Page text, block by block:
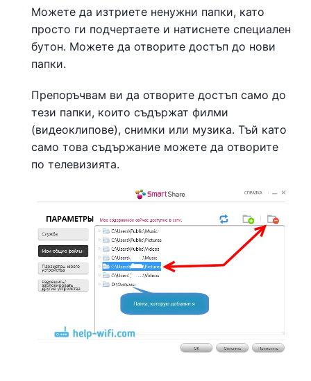
Можете да изтриете ненужни папки, като
просто ги подчертаете и натиснете специален
бутон. Можете да отворите достъп до нови
папки.
Препоръчвам ви да отворите достъп само до
тези папки, които съдържат филми
(видеоклипове), снимки или музика. Тъй като
само това съдържание можете да отворите
по телевизията.